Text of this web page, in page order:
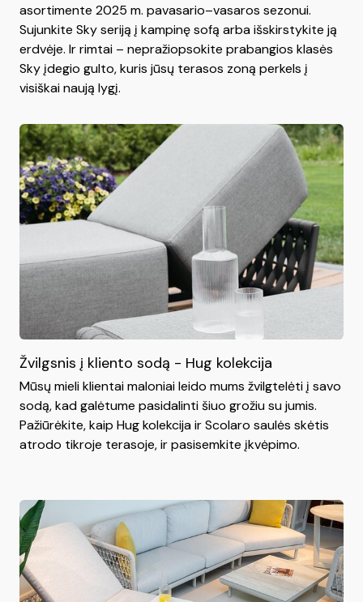
asortimente 2025 m. pavasario–vasaros sezonui.
Sujunkite Sky seriją į kampinę sofą arba išskirstykite ją
erdvėje. Ir rimtai – nepražiopsokite prabangios klasės
Sky įdegio gulto, kuris jūsų terasos zoną perkels į
visiškai naują lygį.
Žvilgsnis į kliento sodą - Hug kolekcija
Mūsų mieli klientai maloniai leido mums žvilgtelėti į savo
sodą, kad galėtume pasidalinti šiuo grožiu su jumis.
Pažiūrėkite, kaip Hug kolekcija ir Scolaro saulės skėtis
atrodo tikroje terasoje, ir pasisemkite įkvėpimo.